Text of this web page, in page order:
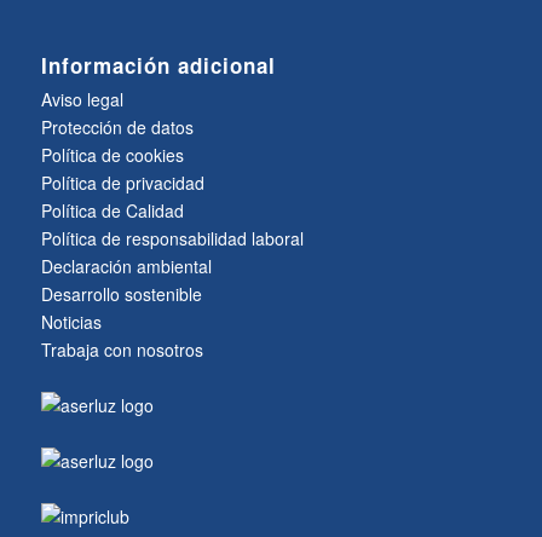
Información adicional
Aviso legal
Protección de datos
Política de cookies
Política de privacidad
Política de Calidad
Política de responsabilidad laboral
Declaración ambiental
Desarrollo sostenible
Noticias
Trabaja con nosotros